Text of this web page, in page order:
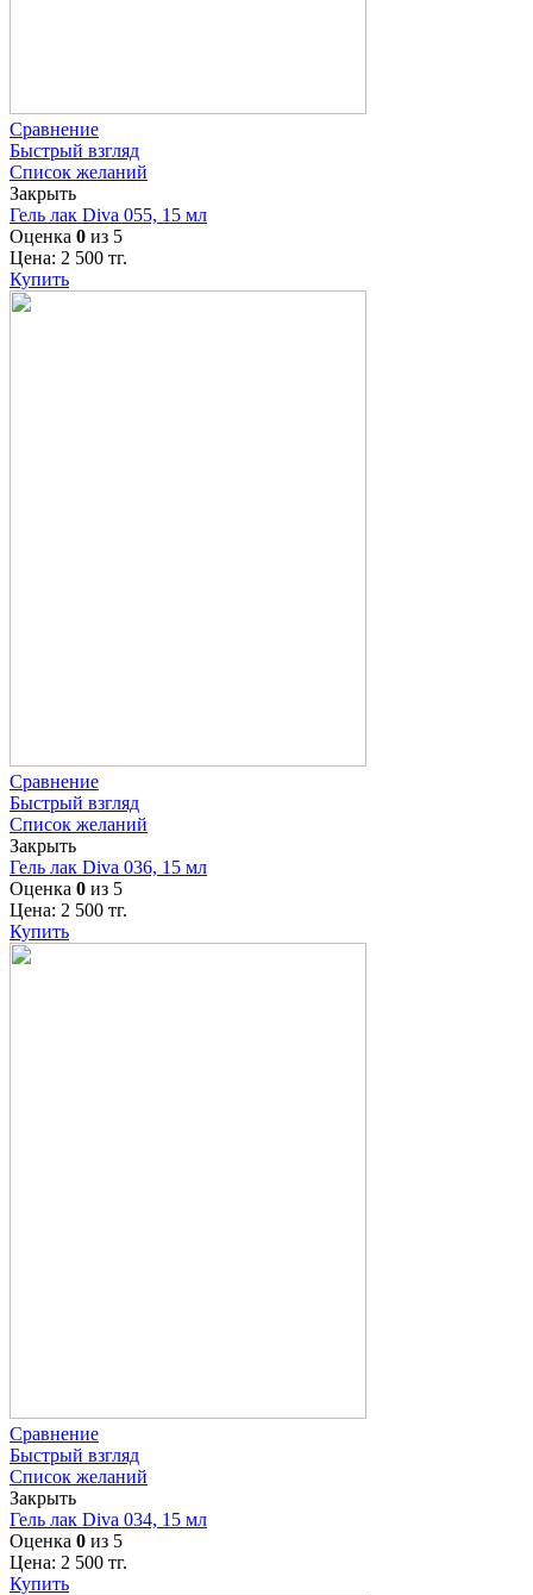
Сравнение
Быстрый взгляд
Список желаний
Закрыть
Гель лак Diva 055, 15 мл
Оценка 0 из 5
Цена: 2 500 тг.
Купить
Сравнение
Быстрый взгляд
Список желаний
Закрыть
Гель лак Diva 036, 15 мл
Оценка 0 из 5
Цена: 2 500 тг.
Купить
Сравнение
Быстрый взгляд
Список желаний
Закрыть
Гель лак Diva 034, 15 мл
Оценка 0 из 5
Цена: 2 500 тг.
Купить